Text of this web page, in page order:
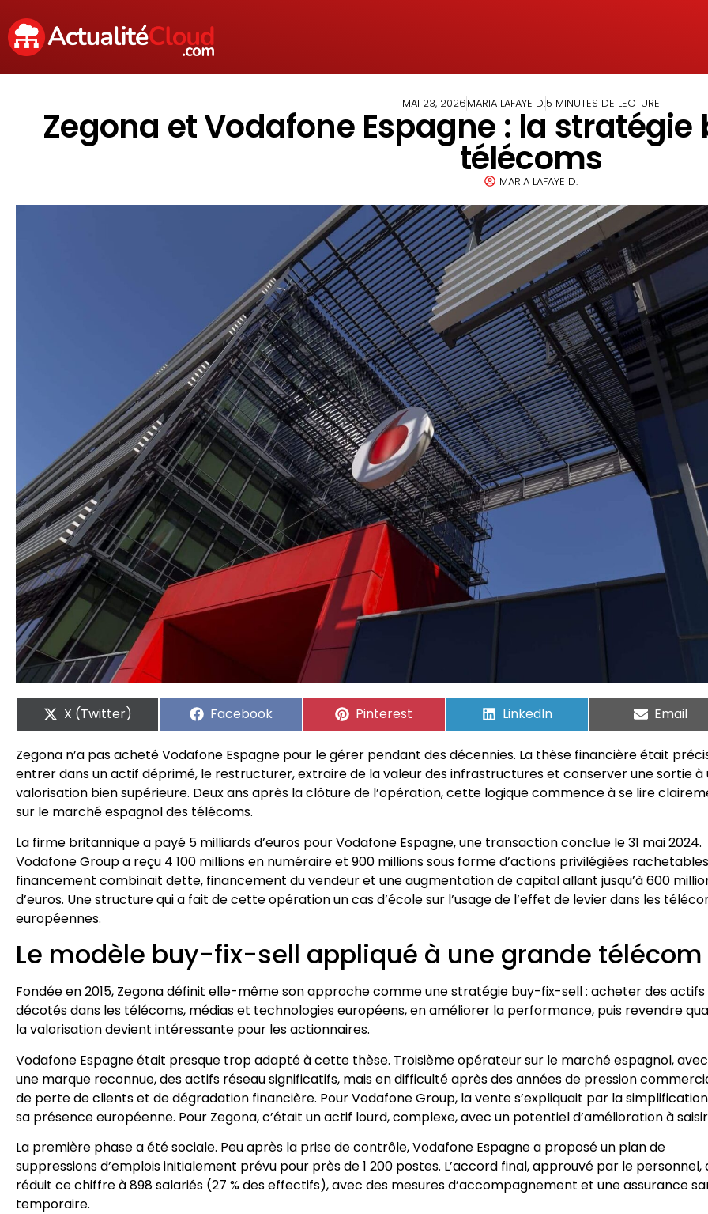
MAI 23, 2026MARIA LAFAYE D.5 MINUTES DE LECTURE
Zegona et Vodafone Espagne : la
télécoms
MARIA LAFAYE D.
X (Twitter) Facebook Pinterest LinkedIn Email
Zegona n’a pas acheté Vodafone Espagne pour le gérer pendant des décennies. La thèse financière était
entrer dans un actif déprimé, le restructurer, extraire de la valeur des infrastructures et conserver une sortie à
valorisation bien supérieure. Deux ans après la clôture de l’opération, cette logique commence à se lire
sur le marché espagnol des télécoms.
La firme britannique a payé 5 milliards d’euros pour Vodafone Espagne, une transaction conclue le 31 mai 2024.
Vodafone Group a reçu 4 100 millions en numéraire et 900 millions sous forme d’actions privilégiées
financement combinait dette, financement du vendeur et une augmentation de capital allant jusqu’à 600
d’euros. Une structure qui a fait de cette opération un cas d’école sur l’usage de l’effet de levier dans les
européennes.
Le modèle buy-fix-sell appliqué à une grande télécom
Fondée en 2015, Zegona définit elle-même son approche comme une stratégie buy-fix-sell : acheter des actifs
décotés dans les télécoms, médias et technologies européens, en améliorer la performance, puis revendre
la valorisation devient intéressante pour les actionnaires.
Vodafone Espagne était presque trop adapté à cette thèse. Troisième opérateur sur le marché espagnol, avec
une marque reconnue, des actifs réseau significatifs, mais en difficulté après des années de pression
de perte de clients et de dégradation financière. Pour Vodafone Group, la vente s’expliquait par la
sa présence européenne. Pour Zegona, c’était un actif lourd, complexe, avec un potentiel d’amélioration à
La première phase a été sociale. Peu après la prise de contrôle, Vodafone Espagne a proposé un plan de
suppressions d’emplois initialement prévu pour près de 1 200 postes. L’accord final, approuvé par le personnel,
réduit ce chiffre à 898 salariés (27 % des effectifs), avec des mesures d’accompagnement et une assurance
temporaire.